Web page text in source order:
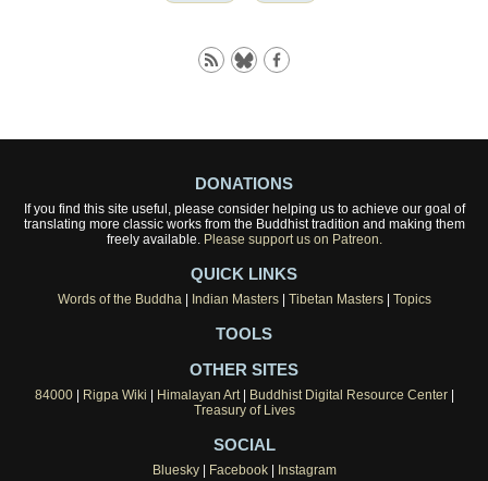
DONATIONS
If you find this site useful, please consider helping us to achieve our goal of
translating more classic works from the Buddhist tradition and making them
freely available. Please support us on Patreon.
QUICK LINKS
Words of the Buddha| Indian Masters| Tibetan Masters| Topics
TOOLS
OTHER SITES
84000| Rigpa Wiki Himalayan Art| Buddhist Digital Resource Center|
Treasury of Lives
SOCIAL
Bluesky| Facebook| Instagram